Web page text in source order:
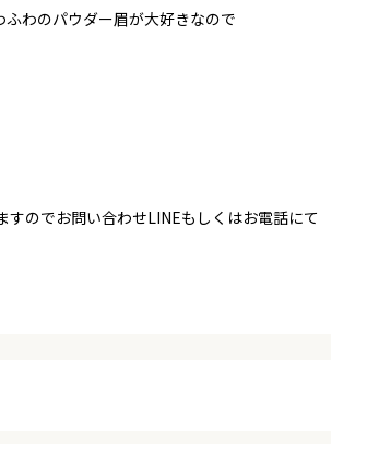
わのパウダー眉が大好きなので
のでお問い合わせLINEもしくはお電話にて